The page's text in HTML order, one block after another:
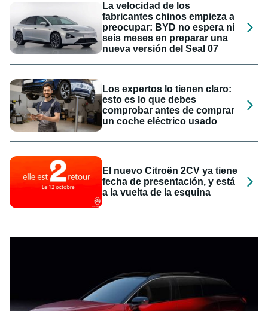
La velocidad de los
fabricantes chinos empieza a
preocupar: BYD no espera ni
seis meses en preparar una
nueva versión del Seal 07
Los expertos lo tienen claro:
esto es lo que debes
comprobar antes de comprar
un coche eléctrico usado
El nuevo Citroën 2CV ya tiene
fecha de presentación, y está
a la vuelta de la esquina